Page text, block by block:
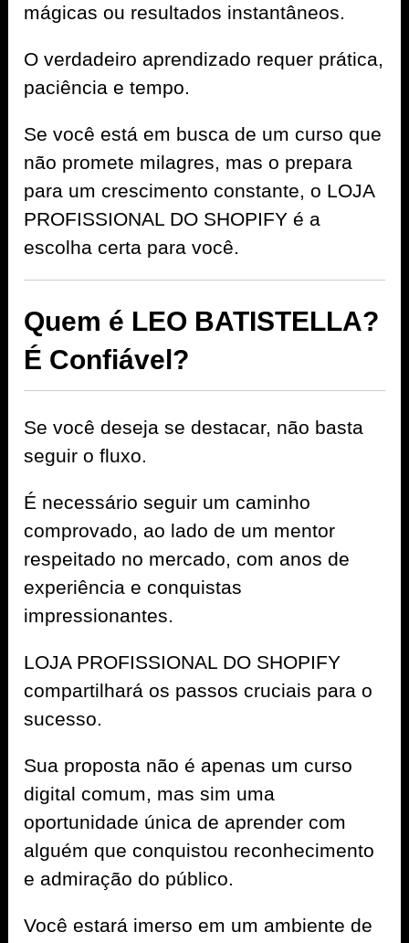
mágicas ou resultados instantâneos.
O verdadeiro aprendizado requer prática,
paciência e tempo.
Se você está em busca de um curso que
não promete milagres, mas o prepara
para um crescimento constante, o LOJA
PROFISSIONAL DO SHOPIFY é a
escolha certa para você.
Quem é LEO BATISTELLA?
É Confiável?
Se você deseja se destacar, não basta
seguir o fluxo.
É necessário seguir um caminho
comprovado, ao lado de um mentor
respeitado no mercado, com anos de
experiência e conquistas
impressionantes.
LOJA PROFISSIONAL DO SHOPIFY
compartilhará os passos cruciais para o
sucesso.
Sua proposta não é apenas um curso
digital comum, mas sim uma
oportunidade única de aprender com
alguém que conquistou reconhecimento
e admiração do público.
Você estará imerso em um ambiente de